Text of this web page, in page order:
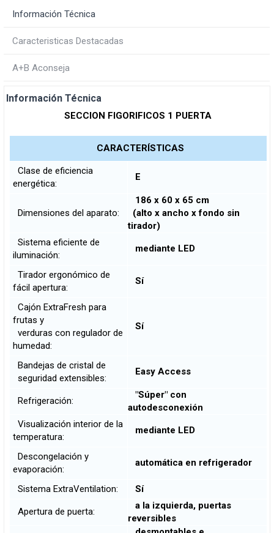
Información Técnica
Caracteristicas Destacadas
A+B Aconseja
Información Técnica
SECCION FIGORIFICOS 1 PUERTA
CARACTERÍSTICAS
Clase de eficiencia
energética:
E
Dimensiones del aparato:
186 x 60 x 65 cm
(alto x ancho x fondo sin
tirador)
Sistema eficiente de
iluminación:
mediante LED
Tirador ergonómico de
fácil apertura:
Sí
Cajón ExtraFresh para
frutas y
verduras con regulador de
humedad:
Sí
Bandejas de cristal de
seguridad extensibles:
Easy Access
Refrigeración:
"Súper" con
autodesconexión
Visualización interior de la
temperatura:
mediante LED
Descongelación y
evaporación:
automática en refrigerador
Sistema ExtraVentilation: Sí
Apertura de puerta:
a la izquierda, puertas
reversibles